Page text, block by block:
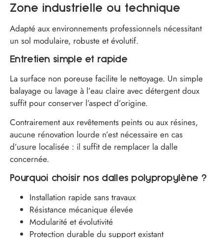
Zone industrielle ou technique
Adapté aux environnements professionnels nécessitant
un sol modulaire, robuste et évolutif.
Entretien simple et rapide
La surface non poreuse facilite le nettoyage. Un simple
balayage ou lavage à l’eau claire avec détergent doux
suffit pour conserver l’aspect d’origine.
Contrairement aux revêtements peints ou aux résines,
aucune rénovation lourde n’est nécessaire en cas
d’usure localisée : il suffit de remplacer la dalle
concernée.
Pourquoi choisir nos dalles polypropylène ?
Installation rapide sans travaux
Résistance mécanique élevée
Modularité et évolutivité
Protection durable du support existant